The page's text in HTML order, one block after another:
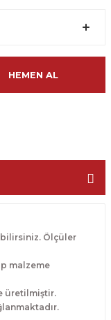
HEMEN AL
Ölçüler
malzeme
üretilmiştir.